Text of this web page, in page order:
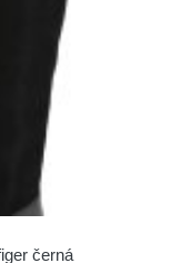
černá